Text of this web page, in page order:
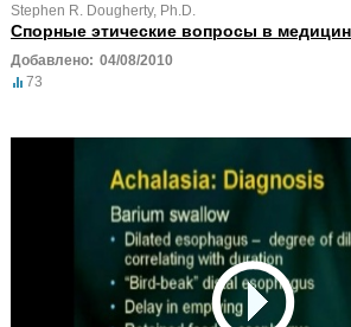
Stephen R. Dougherty, Ph.D.
Спорные этические вопросы в
Добавлено: 04/08/2010
73